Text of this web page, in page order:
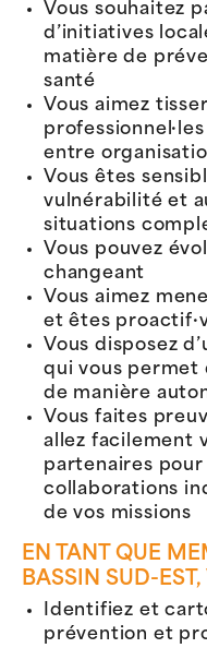
Vous souhaitez
d’initiatives
matière de
santé
Vous aimez
entre
Vous êtes
vulnérabilité et
situations
Vous pouvez
changeant
Vous aimez
et êtes
Vous disposez
qui vous permet
de manière
Vous faites
allez facilement
partenaires
collaborations
de vos missions
EN TANT QUE
BASSIN SUD-EST,
Identifiez et
prévention et